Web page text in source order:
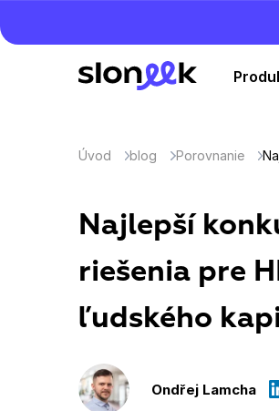
Úvod blog Porovnanie
Najlepší
riešenia pre
ľudského
Ondřej Lamcha